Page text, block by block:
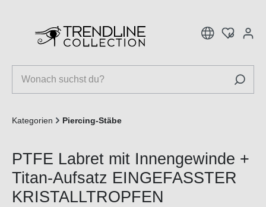
Kategorien Piercing-Stäbe
PTFE Labret mit Innengewinde +
Titan-Aufsatz EINGEFASSTER
KRISTALLTROPFEN